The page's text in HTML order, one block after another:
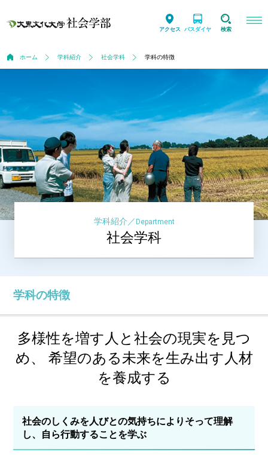
アクセス バスダイヤ 検索
ホーム 学科紹介 社会学科 学科の特徴
学科紹介／ Department
社会学科
学科の特徴
多様性を増す人と社会の現実を見つ
め、
希望のある未来を生み出す人材
を養成する
社会のしくみを人びとの気持ちによりそって理解
し、自ら行動することを学ぶ